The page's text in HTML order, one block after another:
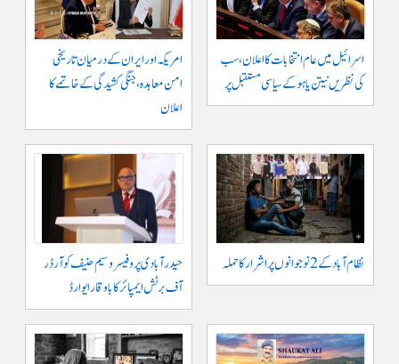
اسرائیل میں عام انتخابات کا اعلان، سب
کی نظریں نیتن یاہو کے سیاسی مستقبل پر
امریکہ اور ایران کے درمیان تاریخی
امن معاہدہ، جنگی کشیدگی کے خاتمے کا
اعلان
نظام آباد کے 2 نوجوانوں پر اشرار کا حملہ
حیدر آبادی پر و فیسر وسیم حنیف کو آرڈر
آف برٹش ایمپائر کا باوقار ایوارڈ